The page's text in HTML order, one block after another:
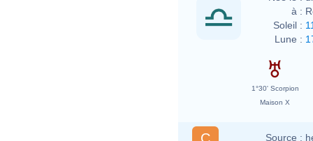
à :
Soleil :
Lune :
1°30' Scorpion
Maison X
Source :